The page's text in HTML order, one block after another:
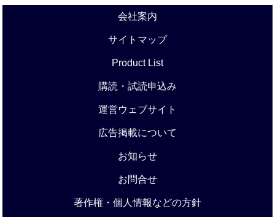
会社案内
サイトマップ
Product List
購読・試読申込み
運営ウェブサイト
広告掲載について
お知らせ
お問合せ
著作権・個人情報などの方針